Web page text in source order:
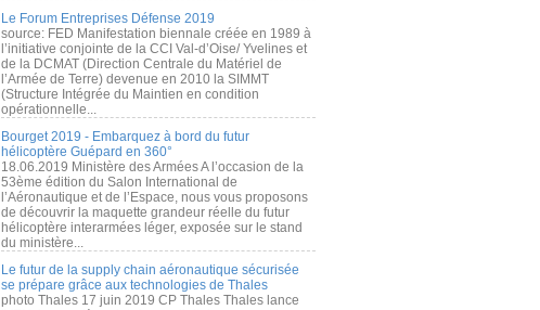
Le Forum Entreprises Défense 2019
source: FED Manifestation biennale créée en 1989 à
l’initiative conjointe de la CCI Val-d’Oise/ Yvelines et
de la DCMAT (Direction Centrale du Matériel de
l’Armée de Terre) devenue en 2010 la SIMMT
(Structure Intégrée du Maintien en condition
opérationnelle...
Bourget 2019 - Embarquez à bord du futur
hélicoptère Guépard en 360°
18.06.2019 Ministère des Armées A l’occasion de la
53ème édition du Salon International de
l’Aéronautique et de l’Espace, nous vous proposons
de découvrir la maquette grandeur réelle du futur
hélicoptère interarmées léger, exposée sur le stand
du ministère...
Le futur de la supply chain aéronautique sécurisée
se prépare grâce aux technologies de Thales
photo Thales 17 juin 2019 CP Thales Thales lance